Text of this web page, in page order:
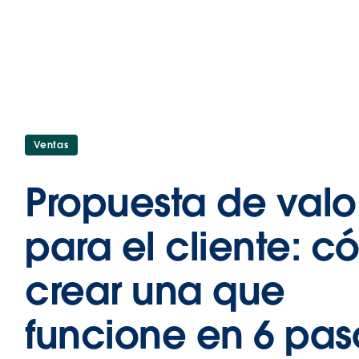
Ventas
Propuesta de
para el cliente:
crear una que
funcione en 6